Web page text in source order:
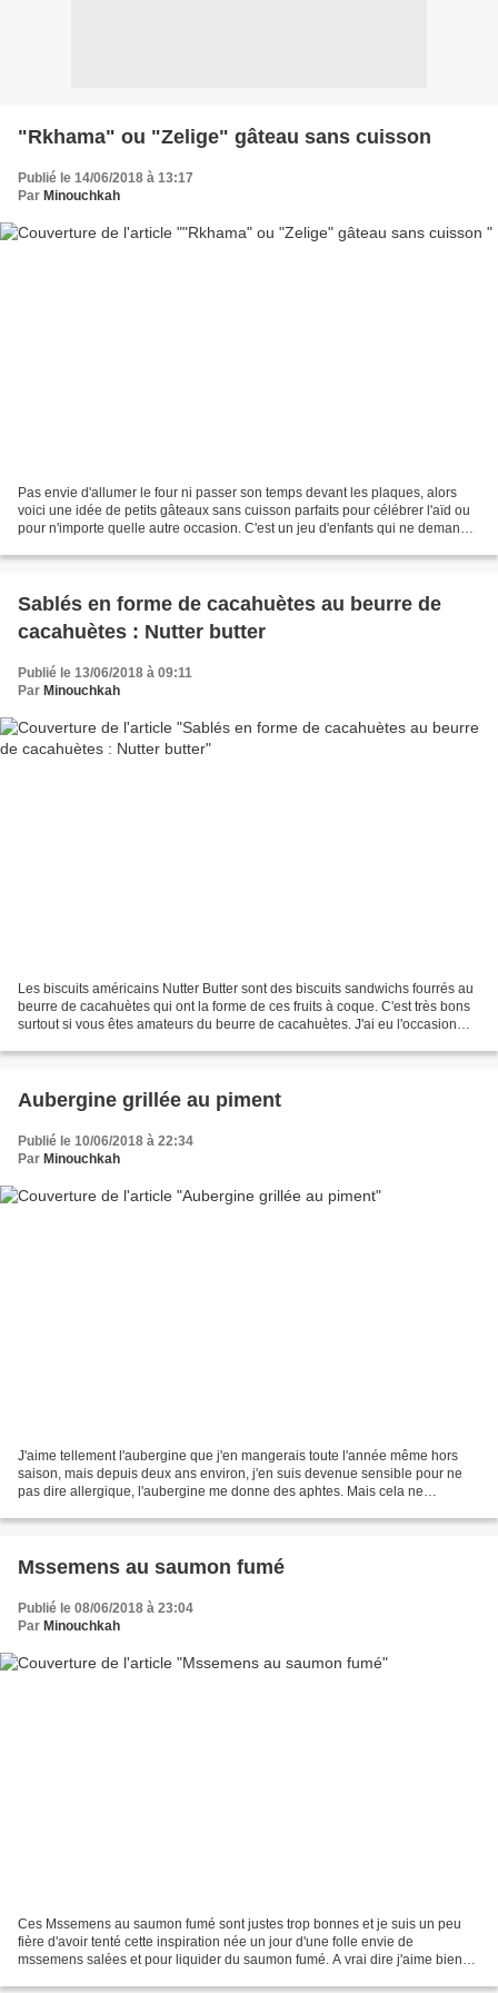
"Rkhama" ou "Zelige" gâteau sans cuisson
Publié le 14/06/2018 à 13:17
Par Minouchkah
Pas envie d'allumer le four ni passer son temps devant les plaques, alors
voici une idée de petits gâteaux sans cuisson parfaits pour célébrer l'aïd ou
pour n'importe quelle autre occasion. C'est un jeu d'enfants qui ne demande
Sablés en forme de cacahuètes au beurre de
cacahuètes : Nutter butter
Publié le 13/06/2018 à 09:11
Par Minouchkah
Les biscuits américains Nutter Butter sont des biscuits sandwichs fourrés au
beurre de cacahuètes qui ont la forme de ces fruits à coque. C'est très bons
surtout si vous êtes amateurs du beurre de cacahuètes. J'ai eu l'occasion
Aubergine grillée au piment
Publié le 10/06/2018 à 22:34
Par Minouchkah
J'aime tellement l'aubergine que j'en mangerais toute l'année même hors
saison, mais depuis deux ans environ, j'en suis devenue sensible pour ne
pas dire allergique, l'aubergine me donne des aphtes. Mais cela ne
Mssemens au saumon fumé
Publié le 08/06/2018 à 23:04
Par Minouchkah
Ces Mssemens au saumon fumé sont justes trop bonnes et je suis un peu
fière d'avoir tenté cette inspiration née un jour d'une folle envie de
mssemens salées et pour liquider du saumon fumé. A vrai dire j'aime bien